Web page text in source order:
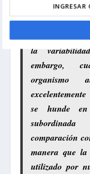
conformadas
ocurre con la
por el hombre
la
embargo,
organismo
se hunde
comparación
manera que
utilizado por